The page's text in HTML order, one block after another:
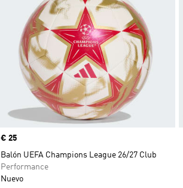
Precio
€ 25
Balón UEFA Champions League 26/27 Club
Performance
Nuevo